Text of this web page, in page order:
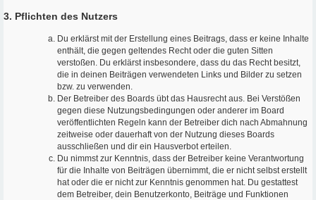
3. Pflichten des Nutzers
Du erklärst mit der Erstellung eines Beitrags, dass er keine Inhalte
enthält, die gegen geltendes Recht oder die guten Sitten
verstoßen. Du erklärst insbesondere, dass du das Recht besitzt,
die in deinen Beiträgen verwendeten Links und Bilder zu setzen
bzw. zu verwenden.
Der Betreiber des Boards übt das Hausrecht aus. Bei Verstößen
gegen diese Nutzungsbedingungen oder anderer im Board
veröffentlichten Regeln kann der Betreiber dich nach Abmahnung
zeitweise oder dauerhaft von der Nutzung dieses Boards
ausschließen und dir ein Hausverbot erteilen.
Du nimmst zur Kenntnis, dass der Betreiber keine Verantwortung
für die Inhalte von Beiträgen übernimmt, die er nicht selbst erstellt
hat oder die er nicht zur Kenntnis genommen hat. Du gestattest
dem Betreiber, dein Benutzerkonto, Beiträge und Funktionen